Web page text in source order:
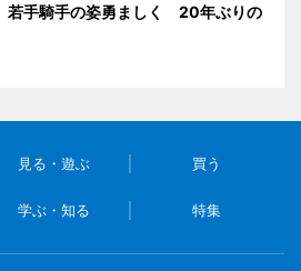
若手騎手の姿勇ましく 20年ぶりの
見る・遊ぶ 買う
学ぶ・知る 特集